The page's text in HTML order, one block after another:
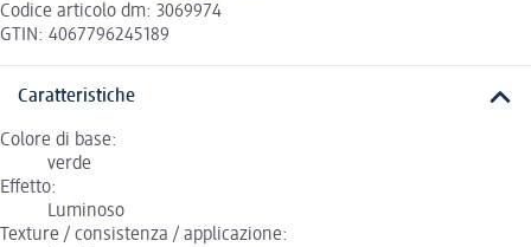
Codice articolo dm: 3069974
GTIN: 4067796245189
Caratteristiche
Colore di base:
verde
Effetto:
Luminoso
Texture / consistenza / applicazione: